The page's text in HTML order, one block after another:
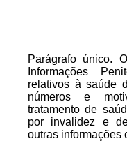
Parágrafo único.
Informações
relativos à saúde
números e
tratamento de
por invalidez e
outras informações